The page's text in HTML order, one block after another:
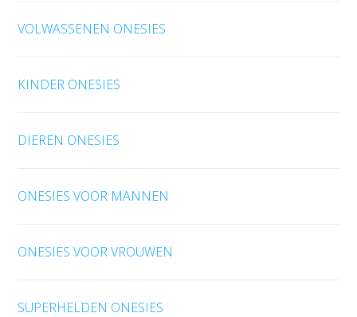
VOLWASSENEN ONESIES
KINDER ONESIES
DIEREN ONESIES
ONESIES VOOR MANNEN
ONESIES VOOR VROUWEN
SUPERHELDEN ONESIES